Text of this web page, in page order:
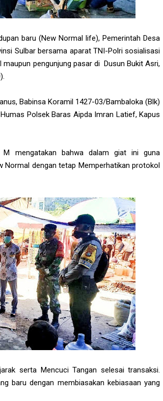
baru (New Normal life), Pemerintah Desa
Sulbar bersama aparat TNI-Polri sosialisasi
pengunjung pasar di Dusun Bukit Asri,
Babinsa Koramil 1427-03/Bambaloka (Blk)
Polsek Baras Aipda Imran Latief, Kapus
M mengatakan bahwa dalam giat ini guna
Normal dengan tetap Memperhatikan protokol
serta Mencuci Tangan selesai transaksi.
baru dengan membiasakan kebiasaan yang